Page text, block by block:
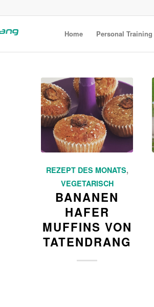
Home Personal Training
REZEPT DES MONATS,
VEGETARISCH
BANANEN
HAFER
MUFFINS VON
TATENDRANG